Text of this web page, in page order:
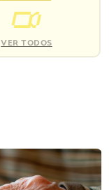
VER TODOS